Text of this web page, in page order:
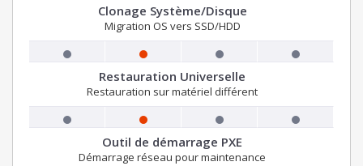
Clonage Système/Disque
Migration OS vers SSD/HDD
Restauration Universelle
Restauration sur matériel différent
Outil de démarrage PXE
Démarrage réseau pour maintenance